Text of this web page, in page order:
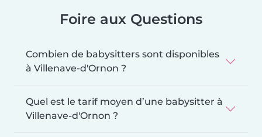
Foire aux Questions
Combien de babysitters sont disponibles
à Villenave-d'Ornon ?
Quel est le tarif moyen d’une babysitter à
Villenave-d'Ornon ?